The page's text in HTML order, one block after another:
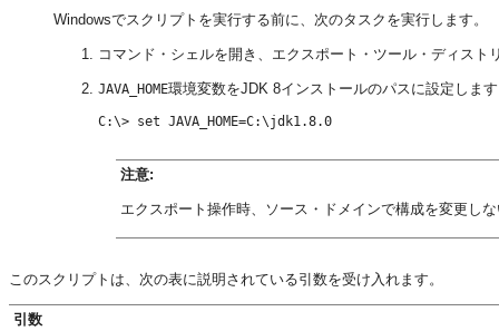
Windowsでスクリプトを実行する前に、次のタスクを実行します。
コマンド・シェルを開き、エクスポート・ツール・ディス
JAVA_HOME環境変数をJDK 8インストールのパスに設定しま
C:\> set JAVA_HOME=C:\jdk1.8.0
注意:
エクスポート操作時、ソース・ドメインで構成を変更し
このスクリプトは、次の表に説明されている引数を受け入れます。
引数